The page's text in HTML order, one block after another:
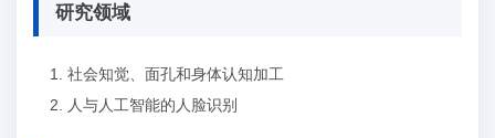
研究领域
1. 社会知觉、面孔和身体认知加工
2. 人与人工智能的人脸识别